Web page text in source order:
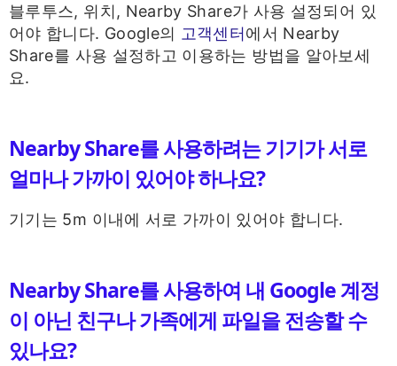
블루투스, 위치, Nearby Share가 사용 설정되어 있
어야 합니다. Google의 고객센터에서 Nearby
Share를 사용 설정하고 이용하는 방법을 알아보세
요.
Nearby Share를 사용하려는 기기가 서로
얼마나 가까이 있어야 하나요?
기기는 5m 이내에 서로 가까이 있어야 합니다.
Nearby Share를 사용하여 내 Google 계정
이 아닌 친구나 가족에게 파일을 전송할 수
있나요?